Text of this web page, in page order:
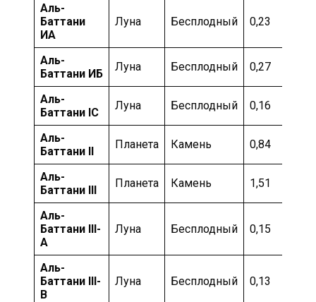
Аль-
Баттани
ИА
Луна Бесплодный 0,23
Аль-
Баттани ИБ
Луна Бесплодный 0,27
Аль-
Баттани IC
Луна Бесплодный 0,16
Аль-
Баттани II
Планета Камень 0,84
Аль-
Баттани III
Планета Камень 1,51
Аль-
Баттани III-
А
Луна Бесплодный 0,15
Аль-
Баттани III-
B
Луна Бесплодный 0,13